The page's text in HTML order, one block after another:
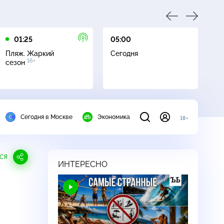
01:25
Пляж. Жаркий
сезон 16+
05:00
Сегодня
Сегодня в Москве Экономика 18+
ИНТЕРЕСНО